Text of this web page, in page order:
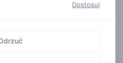
Dostosuj